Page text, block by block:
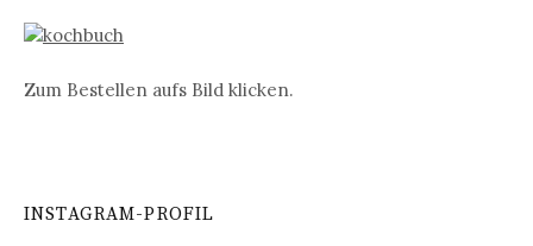
Zum Bestellen aufs Bild klicken.
INSTAGRAM-PROFIL